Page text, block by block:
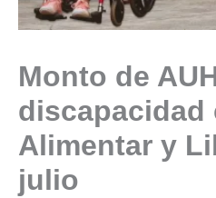
Monto de
discapacidad
Alimentar y
julio